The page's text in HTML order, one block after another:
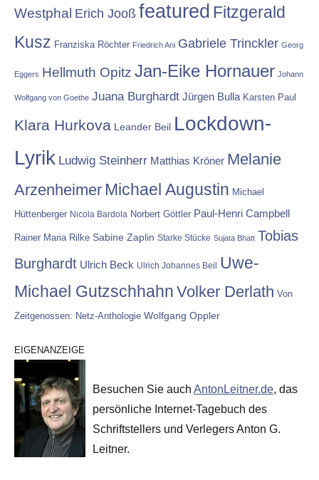
Westphal Erich Jooß featured Fitzgerald
Kusz Franziska Röchter Friedrich Ani Gabriele Trinckler Georg
Eggers Hellmuth Opitz Jan-Eike Hornauer Johann
Wolfgang von Goethe Juana Burghardt Jürgen Bulla Karsten Paul
Klara Hurkova Leander Beil Lockdown-
Lyrik Ludwig Steinherr Matthias Kröner Melanie
Arzenheimer Michael Augustin Michael
Hüttenberger Nicola Bardola Norbert Göttler Paul-Henri Campbell
Rainer Maria Rilke Sabine Zaplin Starke Stücke Sujata Bhatt Tobias
Burghardt Ulrich Beck Ulrich Johannes Beil
Uwe-
Michael Gutzschhahn Volker Derlath Von
Zeitgenossen: Netz-Anthologie Wolfgang Oppler
EIGENANZEIGE
Besuchen Sie auch AntonLeitner.de, das
persönliche Internet-Tagebuch des
Schriftstellers und Verlegers Anton G.
Leitner.